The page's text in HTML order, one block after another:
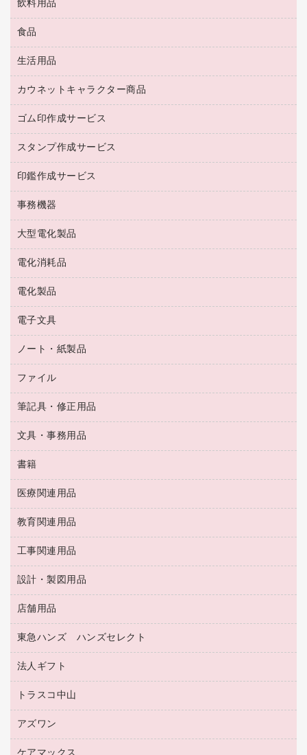
ＨＤＤ／ＳＳＤ
ディスプレイモニター
アウター
養生用品
防災用備蓄食品・飲料
台車・脚立
倉庫収納用品
作業用雑貨
梱包用品
梱包用テープ
工場用品
園芸用品
ペット用品
飲料用品
緑茶飲料
茶葉・インスタント
紅茶・バラエティ飲料
レギュラーコーヒー
ミルク・シュガー
ソフトドリンク
コーヒーメーカー・備品
インスタントコーヒー
お茶備品
食品
食品
生活用品
浴室用品
台所用洗剤
掃除用品
掃除用洗剤
洗濯用品
消臭・芳香剤
殺虫剤
飲食用消耗品
飲食雑貨用品
ハンドソープ・石鹸
トイレ用品
トイレ用洗剤
ティッシュペーパー
ダストボックス
タオル・アメニティ用品
スリッパ・サンダル・シューズ
スポーツ・レジャー用品
ゴミ袋
キッチン用品
食品添加物製品
カウネットキャラクター商品
カウネットキャラクター商品
ゴム印作成サービス
ゴム印作成サービス
ゴム印（一行印）作成サービス
ゴム印（フリーサイズ印）作成サービス
スタンプ作成サービス
シヤチハタスタンプ作成サービス
カウネットスタンプ作成サービス
印鑑作成サービス
印鑑作成サービス
事務機器
大型シュレッダー（共配）
レーザーポインター
ラミネートフィルム
ラミネータ
タイムレコーダー
シュレッダ
ＯＨＰ用品
大型電化製品
冷蔵庫・キッチン・調理家電
テレビ・ＡＶ機器
電化消耗品
電球・蛍光灯
乾電池・充電池
フィルム・カメラ用品
デスクライト
アルバム
電化製品
掃除機・クリーナー
空調・季節家電
その他電化製品
キッチン・調理家電
ＯＡタップ／延長コード
電子文具
電卓
ラベルテープ
その他電子文具
ノート・紙製品
封筒
伝票
典礼用品
帳簿
額縁
各種用紙
ルーズリーフ
バインダーノート
ファイル
名刺整理用品
板目表紙・綴込表紙
背幅が伸びるファイル
統一伝票用ファイル
収納保存用品
レターファイル
リングファイル
プレゼン用ファイル
フラットファイル
ファイルボックス
パイプ式ファイル
その他ファイル
クリヤーホルダー
クリヤーブック（差替式）
筆記具・修正用品
万年筆
消しゴム
修正液・修正ペン
修正テープ
鉛筆
マーキングペン（油性）
マーキングペン（水性）
ホワイトボード用マーカー
ボールペン（油性）
ボールペン（ゲルインク）
シャープペンシル用替芯
文具・事務用品
輪ゴム
両面テープ
名札
保管・整理用品
壁面／足元収納
備品／小物ケース
透明テープ 事務用
電話台
接着用品
針なしステープラー
紙めくり
裁断機
書籍
パソコンソフト
医療関連用品
保健用品
使い捨て手袋
感染症対策用品
介護用品
医療関連用品
教育関連用品
教育関連用品
工事関連用品
工事関連用品
設計・製図用品
設計・製図用品
店舗用品
店舗運営用品
陳列什器
紙手提げ袋
レジ・ポリ袋
ディスプレイ用品
東急ハンズ ハンズセレクト
東急ハンズ
法人ギフト
高島屋
高島屋（食品・飲料）
トラスコ中山
建築・作業用品
アズワン